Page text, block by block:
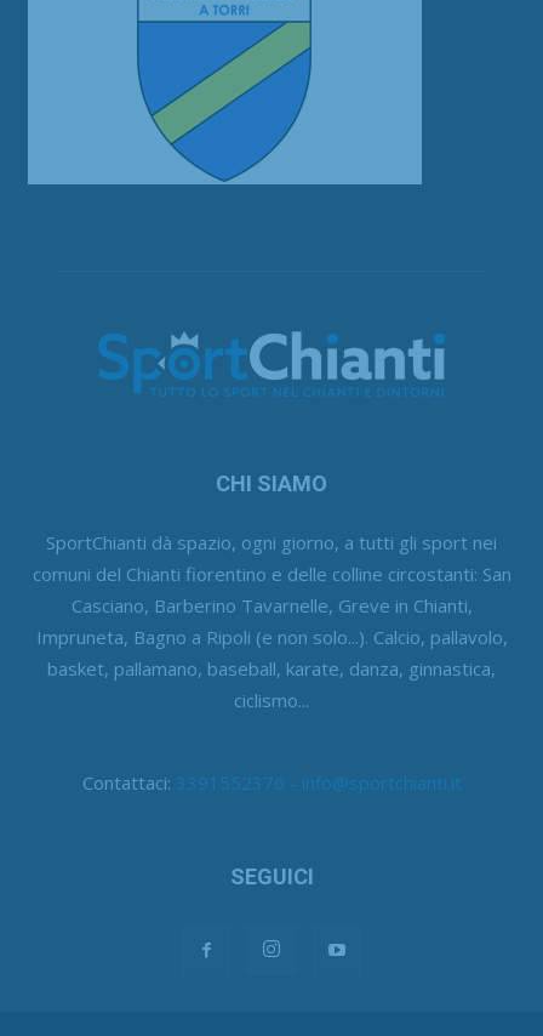
CHI SIAMO
SportChianti dà spazio, ogni giorno, a tutti gli sport nei
comuni del Chianti fiorentino e delle colline circostanti: San
Casciano, Barberino Tavarnelle, Greve in Chianti,
Impruneta, Bagno a Ripoli (e non solo...). Calcio, pallavolo,
basket, pallamano, baseball, karate, danza, ginnastica,
ciclismo...
Contattaci: 3391552376 - info@sportchianti.it
SEGUICI